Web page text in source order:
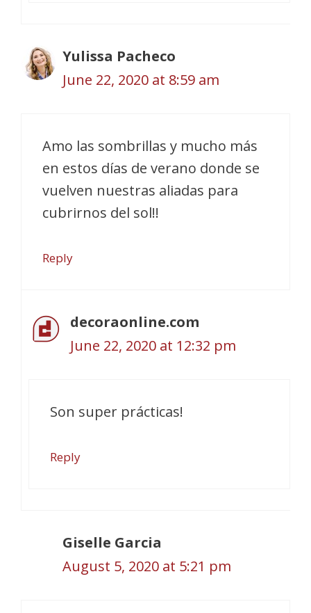
Yulissa Pacheco
June 22, 2020 at 8:59 am
Amo las sombrillas y mucho más
en estos días de verano donde se
vuelven nuestras aliadas para
cubrirnos del sol!!
Reply
decoraonline.com
June 22, 2020 at 12:32 pm
Son super prácticas!
Reply
Giselle Garcia
August 5, 2020 at 5:21 pm